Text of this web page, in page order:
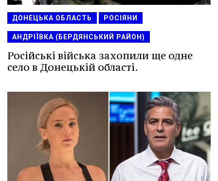
ДОНЕЦЬКА ОБЛАСТЬ РОСІЯНИ
АНДРІЇВКА (БЕРДЯНСЬКИЙ РАЙОН)
Російські війська захопили ще одне
село в Донецькій області.